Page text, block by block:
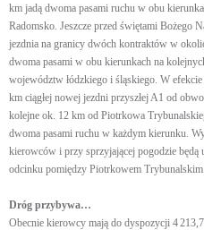
km jadą dwoma pasami ruchu w obu
Radomsko. Jeszcze przed świętami Bożego
jezdnia na granicy dwóch kontraktów w
dwoma pasami w obu kierunkach na
województw łódzkiego i śląskiego. W
km ciągłej nowej jezdni przyszłej A1 od
kolejne ok. 12 km od Piotrkowa
dwoma pasami ruchu w każdym kierunku.
kierowców i przy sprzyjającej pogodzie będą
odcinku pomiędzy Piotrkowem
Dróg przybywa…
Obecnie kierowcy mają do dyspozycji 4